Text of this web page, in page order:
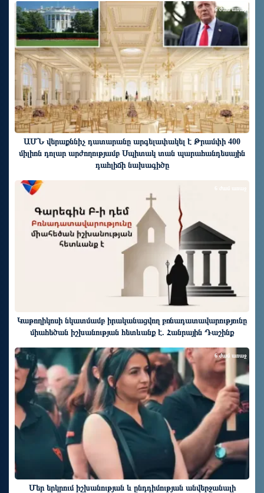
ԱՄՆ վերաքննիչ դատարանը արգելափակել է Թրամփի 400
միլիոն դոլար արժողությամբ Սպիտակ տան պարահանդեսային
դահլիճի նախագիծը
6 ժամ առաջ
Կաթողիկոսի նկատմամբ իրականացվող բռնադատավարությունը
միահեծան իշխանության հետևանք է. Հանրային Դաշինք
Մեր երկրում իշխանության և ընդդիմության անվերջանալի
6 ժամ առաջ